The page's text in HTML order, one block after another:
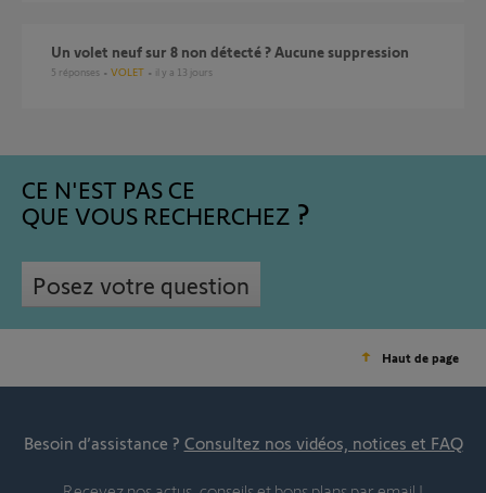
Un volet neuf sur 8 non détecté ? Aucune suppression
5 réponses VOLET il y a 13 jours
CE N'EST PAS CE
QUE VOUS RECHERCHEZ
Posez votre question
Haut de page
Besoin d’assistance ? Consultez nos vidéos, notices et FAQ